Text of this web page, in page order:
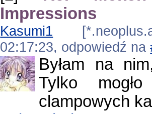
Impressions
Kasumi1
02:17:23, odpowiedź na
Byłam na
Tylko
clampowych